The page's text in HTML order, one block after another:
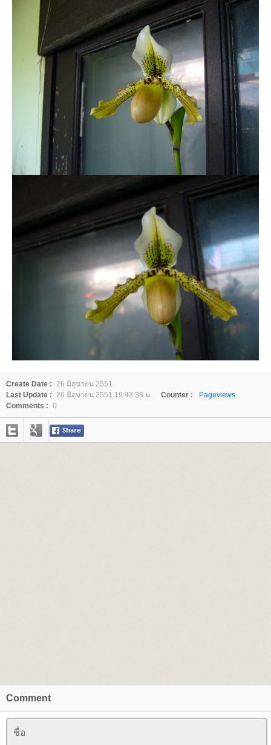
Create Date : 26 มิถุนายน 2551
Last Update : 26 มิถุนายน 2551 19:43:38 น. Counter :
Pageviews.
Comments : 0
Comment